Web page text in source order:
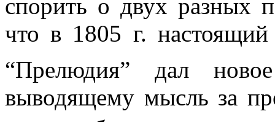
спорить о двух разных
что в 1805 г.
“Прелюдия”
дал
выводящему мысль за